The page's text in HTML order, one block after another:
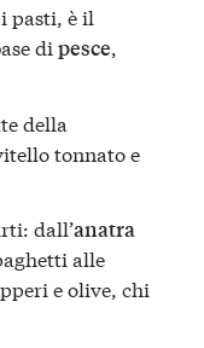
pasti, è il
dipesce,
della
tonnato e
dall’anatra
alle
e olive, chi